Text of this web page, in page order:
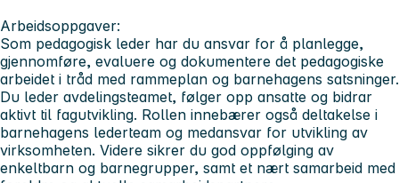
Arbeidsoppgaver:
Som pedagogisk leder har du ansvar for å planlegge,
gjennomføre, evaluere og dokumentere det pedagogiske
arbeidet i tråd med rammeplan og barnehagens satsninger.
Du leder avdelingsteamet, følger opp ansatte og bidrar
aktivt til fagutvikling. Rollen innebærer også deltakelse i
barnehagens lederteam og medansvar for utvikling av
virksomheten. Videre sikrer du god oppfølging av
enkeltbarn og barnegrupper, samt et nært samarbeid med